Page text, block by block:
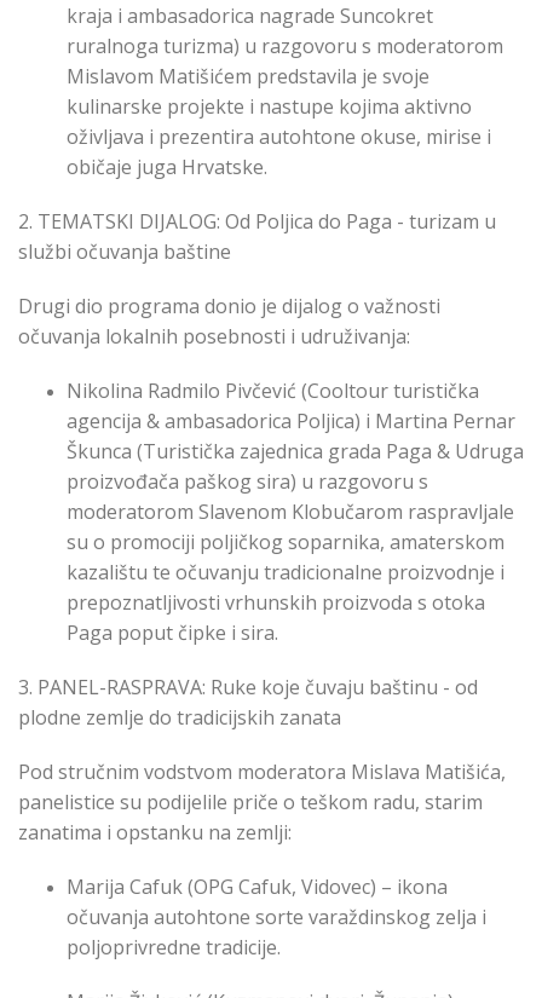
kraja i ambasadorica nagrade Suncokret
ruralnoga turizma) u razgovoru s moderatorom
Mislavom Matišićem predstavila je svoje
kulinarske projekte i nastupe kojima aktivno
oživljava i prezentira autohtone okuse, mirise i
običaje juga Hrvatske.
2. TEMATSKI DIJALOG: Od Poljica do Paga - turizam u
službi očuvanja baštine
Drugi dio programa donio je dijalog o važnosti
očuvanja lokalnih posebnosti i udruživanja:
Nikolina Radmilo Pivčević (Cooltour turistička
agencija & ambasadorica Poljica) i Martina Pernar
Škunca (Turistička zajednica grada Paga & Udruga
proizvođača paškog sira) u razgovoru s
moderatorom Slavenom Klobučarom raspravljale
su o promociji poljičkog soparnika, amaterskom
kazalištu te očuvanju tradicionalne proizvodnje i
prepoznatljivosti vrhunskih proizvoda s otoka
Paga poput čipke i sira.
3. PANEL-RASPRAVA: Ruke koje čuvaju baštinu - od
plodne zemlje do tradicijskih zanata
Pod stručnim vodstvom moderatora Mislava Matišića,
panelistice su podijelile priče o teškom radu, starim
zanatima i opstanku na zemlji:
Marija Cafuk (OPG Cafuk, Vidovec) – ikona
očuvanja autohtone sorte varaždinskog zelja i
poljoprivredne tradicije.